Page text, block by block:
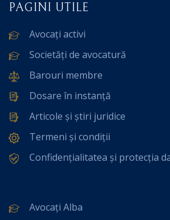
PAGINI UTILE
Avocați activi
Societăți de avocatură
Barouri membre
Dosare în instanță
Articole și știri juridice
Termeni și condiții
Confidențialitatea și protecția
Avocați Alba